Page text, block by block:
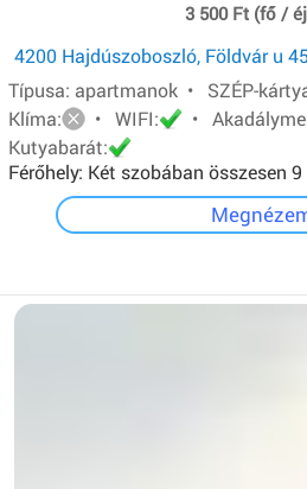
3 500 Ft (fő /
4200 Hajdúszoboszló, Földvár u
Típusa: apartmanok • SZÉP-
Klíma:
• WIFI: •
Kutyabarát:
Férőhely: Két szobában összesen
lehetőség.A földszinti apartman 4
felszereltségű. Emeleti apartman